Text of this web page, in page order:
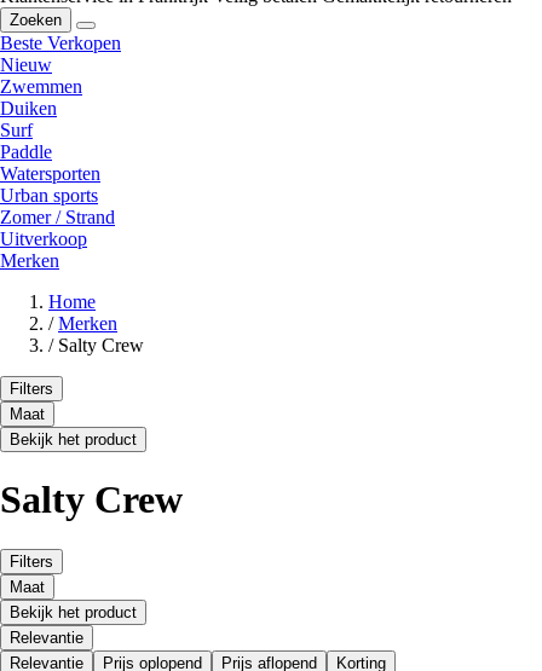
Zoeken
Beste Verkopen
Nieuw
Zwemmen
Duiken
Surf
Paddle
Watersporten
Urban sports
Zomer / Strand
Uitverkoop
Merken
Home
/ Merken
/ Salty Crew
Filters
Maat
Bekijk het product
Salty Crew
Filters
Maat
Bekijk het product
Relevantie
Relevantie
Prijs oplopend Prijs aflopend Korting